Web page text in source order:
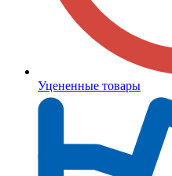
Уцененные товары